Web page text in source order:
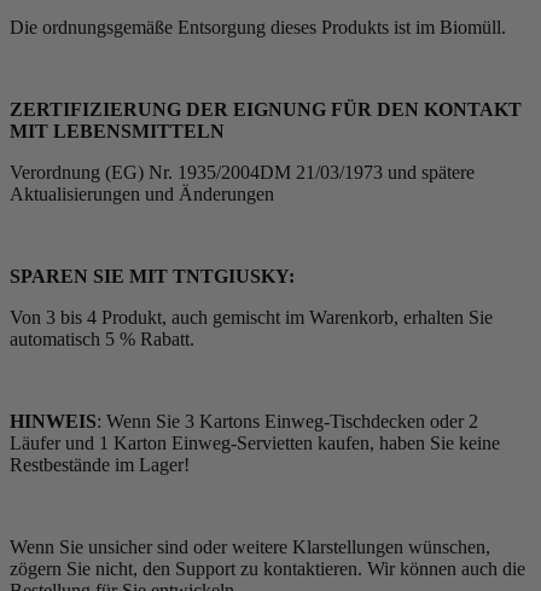
Die ordnungsgemäße Entsorgung dieses Produkts ist im Biomüll.
ZERTIFIZIERUNG DER EIGNUNG FÜR DEN KONTAKT
MIT LEBENSMITTELN
Verordnung (EG) Nr. 1935/2004DM 21/03/1973 und spätere
Aktualisierungen und Änderungen
SPAREN SIE MIT TNTGIUSKY:
Von 3 bis 4 Produkt, auch gemischt im Warenkorb, erhalten Sie
automatisch 5 % Rabatt.
HINWEIS: Wenn Sie 3 Kartons Einweg-Tischdecken oder 2
Läufer und 1 Karton Einweg-Servietten kaufen, haben Sie keine
Restbestände im Lager!
Wenn Sie unsicher sind oder weitere Klarstellungen wünschen,
zögern Sie nicht, den Support zu kontaktieren. Wir können auch die